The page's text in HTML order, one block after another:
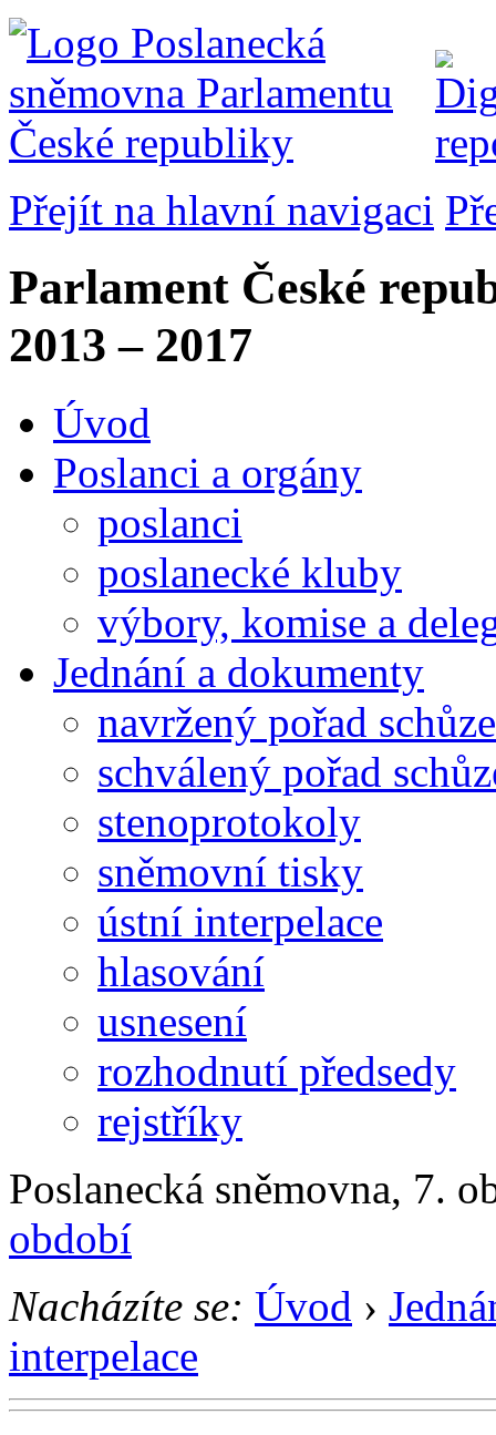
Přejít na hlavní navigaci
Parlament České
2013 – 2017
Úvod
Poslanci a orgány
poslanci
poslanecké kluby
výbory, komise a
Jednání a dokumenty
navržený pořad schůze
schválený pořad
stenoprotokoly
sněmovní tisky
ústní interpelace
hlasování
usnesení
rozhodnutí předsedy
rejstříky
Poslanecká sněmovna, 7.
období
Nacházíte se: Úvod ›
interpelace